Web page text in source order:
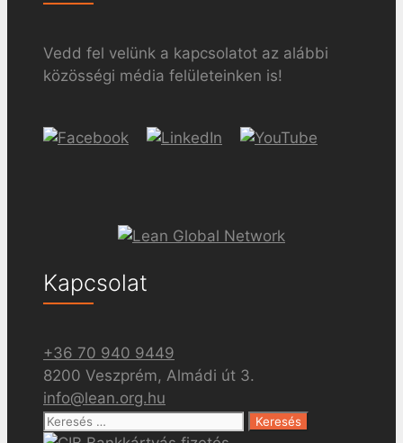
Vedd fel velünk a kapcsolatot az alábbi
közösségi média felületeinken is!
Kapcsolat
+36 70 940 9449
8200 Veszprém, Almádi út 3.
info@lean.org.hu
Keresés: